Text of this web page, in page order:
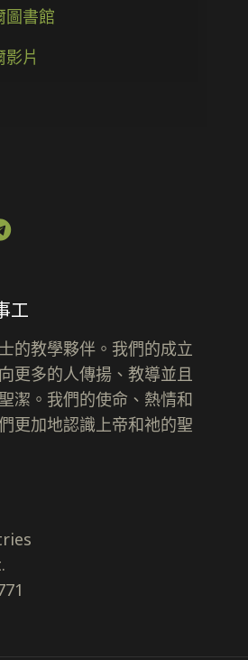
圖書館
片
工
的教學夥伴。我們的成立
更多的人傳揚、教導並且
潔。我們的使命、熱情和
更加地認識上帝和祂的聖